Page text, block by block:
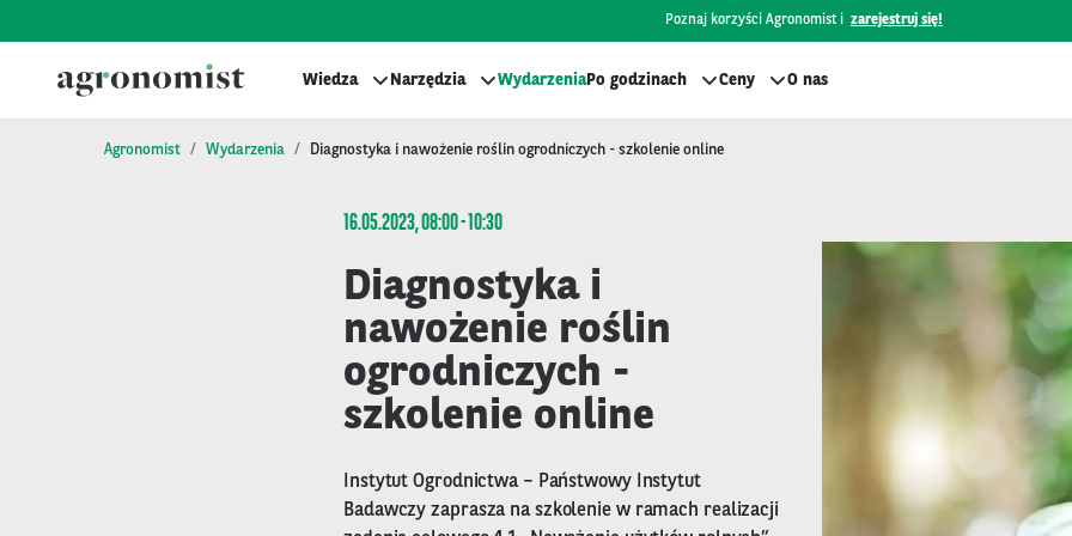
Poznaj korzyści Agronomist i zarejestruj się!
Wiedza Narzędzia WydarzeniaPo godzinach Ceny O nas
Agronomist Wydarzenia Diagnostyka i nawożenie roślin ogrodniczych - szkolenie online
16.05.2023, 08:00 - 10:30
Diagnostyka i
nawożenie roślin
ogrodniczych -
szkolenie online
Instytut Ogrodnictwa – Państwowy Instytut
Badawczy zaprasza na szkolenie w ramach realizacji